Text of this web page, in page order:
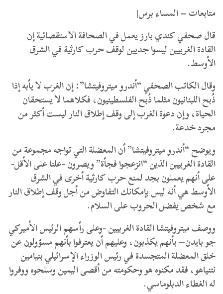
متابعات – المساء برس|
قال صحفي كندي بارز يعمل في الصحافة الاستقصائية إن
القادة الغربيين ليسوا جديين لوقف حرب كارثية في الشرق
الأوسط.
وقال الكاتب الصحفي “أندرو ميتروفيتشا”:إن الغرب لا يأبه إذا
ذُبح اللبنانيون مثلما ذُبح الفلسطينيون، فكلاهما لا يستحقان
الحياة، وإن دعوة الغرب إلى وقف إطلاق النار ليست أكثر من
مجرد خدعة.
ويوضح “أندرو ميتروفيتشا” أن المعضلة التي تواجه مجموعة من
القادة الغربيين الذين “انزعجوا فجأة” ويصرون -علنا على الأقل-
على أنهم يعملون بجد لمنع حرب كارثية أخرى في الشرق
الأوسط هي أنه ليس بإمكانك التفاوض من أجل وقف إطلاق النار
مع شخص يفضل الحروب على السلام.
ووصف ميتروفيتشا القادة الغربيين -وعلى رأسهم الرئيس الأميركي
جو بايدن– بأنهم يكذبون، وعليهم أن يعترفوا بأنهم مسؤولون عن
خلق المعضلة المتجسدة في رئيس الوزراء الإسرائيلي بنيامين
نتنياهو، فقد مكنوه هو وحكومته من أقصى اليمين وسلحوه ووفروا
له الغطاء الدبلوماسي.